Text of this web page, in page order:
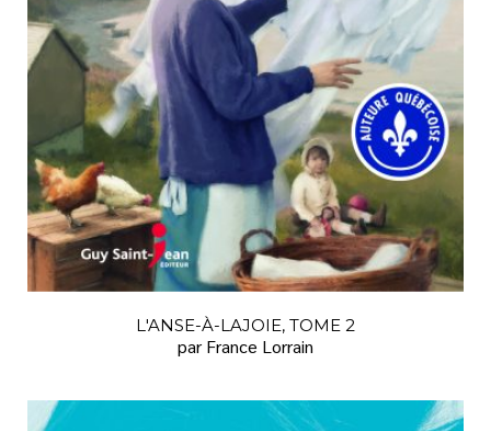
L'ANSE-À-LAJOIE, TOME 2
par France Lorrain